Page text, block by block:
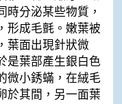
時分泌某些物質，
形成毛氈。嫩葉被
葉面出現針狀微
是葉部產生銀白色
微小銹蟎，在絨毛
於其間，另一面葉